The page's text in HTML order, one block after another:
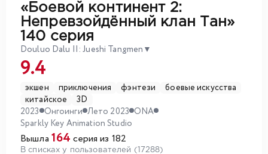
«Боевой континент 2:
Непревзойдённый клан Тан»
140 серия
Douluo Dalu II: Jueshi Tangmen ▼
9.4
экшен приключения фэнтези
боевые искусства
китайское
3D
2023 Онгоинги Лето 2023 ONA
Sparkly Key Animation Studio
Вышла 164 серия из 182
В списках у пользователей (17288)